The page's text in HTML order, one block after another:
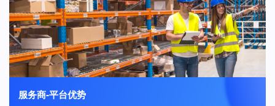
服务商-平台优势